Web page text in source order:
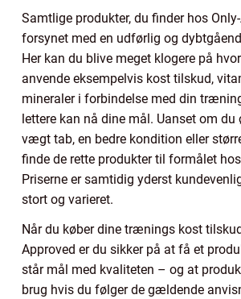
Samtlige produkter, du finder hos
forsynet med en udførlig og
Her kan du blive meget klogere på
anvende eksempelvis kost tilskud,
mineraler i forbindelse med din
lettere kan nå dine mål. Uanset om du
vægt tab, en bedre kondition eller
finde de rette produkter til formålet
Priserne er samtidig yderst
stort og varieret.
Når du køber dine trænings kost
Approved er du sikker på at få et
står mål med kvaliteten – og at
brug hvis du følger de gældende